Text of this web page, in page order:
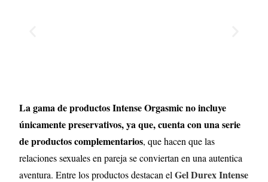
La gama de productos Intense Orgasmic no incluye
únicamente preservativos, ya que, cuenta con una serie
de productos complementarios, que hacen que las
relaciones sexuales en pareja se conviertan en una autentica
aventura. Entre los productos destacan elGel Durex Intense